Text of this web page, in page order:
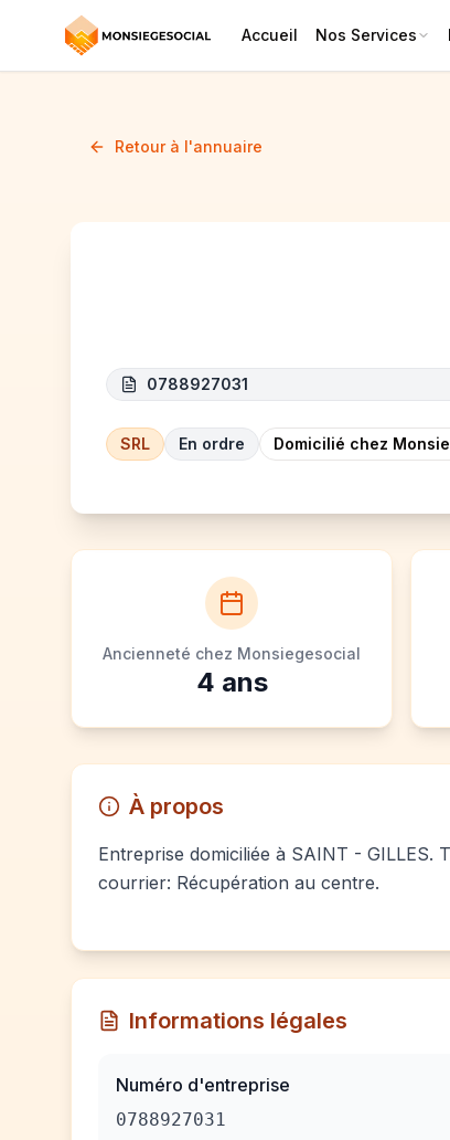
Accueil Nos Services
Retour à l'annuaire
0788927031
SRL En ordre Domicilié chez
Ancienneté chez Monsiegesocial
4 ans
À propos
Entreprise domiciliée à SAINT - GILLES.
courrier: Récupération au centre.
Informations légales
Numéro d'entreprise
0788927031